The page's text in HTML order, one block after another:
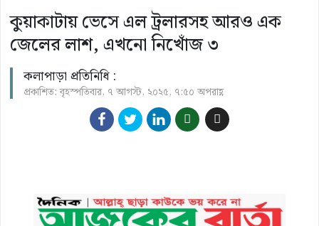
কুয়াকাটায় ভেসে এল ট্রলারসহ আরও এক
জেলের লাশ, এখনো নিখোঁজ ৩
কলাপাড়া প্রতিনিধি :
প্রকাশিত: বৃহস্পতিবার, ৭ আগস্ট, ২০২৫, ৭:৫০ অপরাহ্ণ